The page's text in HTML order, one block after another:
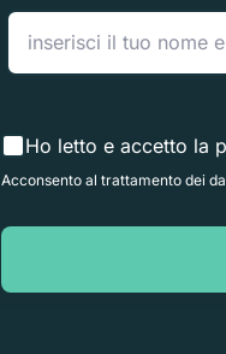
Ho letto e accetto la
Acconsento al trattamento dei